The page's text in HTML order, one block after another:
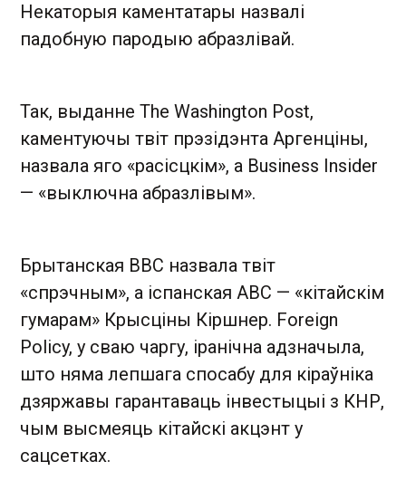
Некаторыя каментатары назвалі
падобную пародыю абразлівай.
Так, выданне The Washington Post,
каментуючы твіт прэзідэнта Аргенціны,
назвала яго «расісцкім», а Business Insider
— «выключна абразлівым».
Брытанская BBC назвала твіт
«спрэчным», а іспанская ABC — «кітайскім
гумарам» Крысціны Кіршнер. Foreign
Policy, у сваю чаргу, іранічна адзначыла,
што няма лепшага спосабу для кіраўніка
дзяржавы гарантаваць інвестыцыі з КНР,
чым высмеяць кітайскі акцэнт у
сацсетках.